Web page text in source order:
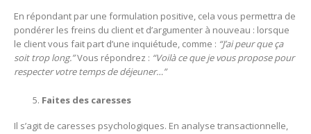
En répondant par une formulation positive, cela vous permettra de
pondérer les freins du client et d’argumenter à nouveau : lorsque
le client vous fait part d’une inquiétude, comme : “J’ai peur que ça
soit trop long.”Vous répondrez : “Voilà ce que je vous propose pour
respecter votre temps de déjeuner…”
Faites des caresses
Il s’agit de caresses psychologiques. En analyse transactionnelle,